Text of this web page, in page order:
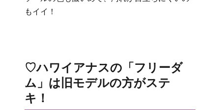
もイイ！
♡ハワイアナスの「フリーダ
ム」は旧モデルの方がステ
キ！